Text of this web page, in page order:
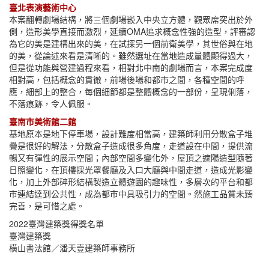
臺北表演藝術中心
本案翻轉劇場結構，將三個劇場嵌入中央立方體，觀眾席突出於外
側，造形美學直接而激烈，延續OMA追求概念性強的造型，評審認
為它的美是建構出來的美，在試探另一個前衛美學，其世俗與在地
的美，從論述來看是清晰的。雖然選址在當地造成量體顯得過大，
但是從功能與營建過程來看，相對北中南的劇場而言，本案完成度
相對高，包括概念的貫徹，前場後場和都市之間，各種空間的呼
應，細部上的整合，每個細節都是整體概念的一部份，呈現俐落，
不落痕跡，令人佩服。
臺南市美術館二館
基地原本是地下停車場，設計難度相當高，建築師利用分散盒子堆
疊是很好的解法，分散盒子造成很多角度，走道設在中間，提供流
暢又有彈性的展示空間；內部空間多變化外，屋頂之遮陽造型隨著
日照變化，在頂樓採光罩餐廳及入口大廳與中間走道，造成光影變
化，加上外部碎形結構製造立體遊園的趣味性，多層次的平台和都
市連結達到公共性，成為都市中具吸引力的空間。然施工品質未臻
完善，是可惜之處。
2022臺灣建築獎得獎名單
臺灣建築獎
橫山書法館／潘天壹建築師事務所